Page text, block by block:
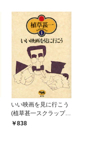
いい映画を見に行こう
(植草甚一スクラップ・
ブック１)
838